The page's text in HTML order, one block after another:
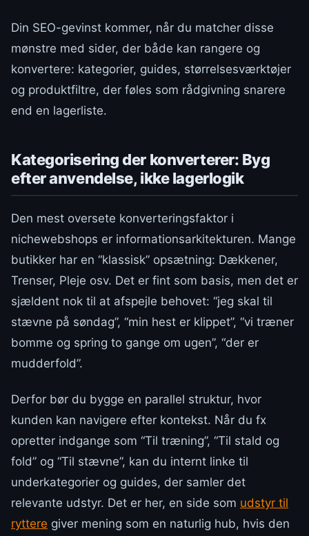
Din SEO-gevinst kommer, når du matcher disse
mønstre med sider, der både kan rangere og
konvertere: kategorier, guides, størrelsesværktøjer
og produktfiltre, der føles som rådgivning snarere
end en lagerliste.
Kategorisering der konverterer: Byg
efter anvendelse, ikke lagerlogik
Den mest oversete konverteringsfaktor i
nichewebshops er informationsarkitekturen. Mange
butikker har en “klassisk” opsætning: Dækkener,
Trenser, Pleje osv. Det er fint som basis, men det er
sjældent nok til at afspejle behovet: “jeg skal til
stævne på søndag”, “min hest er klippet”, “vi træner
bomme og spring to gange om ugen”, “der er
mudderfold”.
Derfor bør du bygge en parallel struktur, hvor
kunden kan navigere efter kontekst. Når du fx
opretter indgange som “Til træning”, “Til stald og
fold” og “Til stævne”, kan du internt linke til
underkategorier og guides, der samler det
relevante udstyr. Det er her, en side som udstyr til
ryttere giver mening som en naturlig hub, hvis den